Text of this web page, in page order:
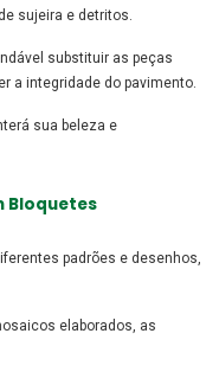
sujeira e detritos.
substituir as peças
a integridade do pavimento.
sua beleza e
Bloquetes
padrões e desenhos,
elaborados, as